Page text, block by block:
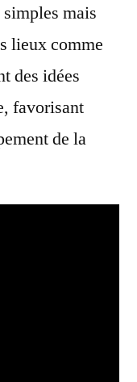
mais
lieux comme
des idées
favorisant
de la